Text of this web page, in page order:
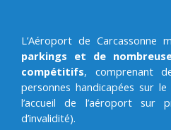
L’Aéroport de Carcassonne
parkings et de
compétitifs, comprenant
personnes handicapées sur
l’accueil de l’aéroport sur
d’invalidité).